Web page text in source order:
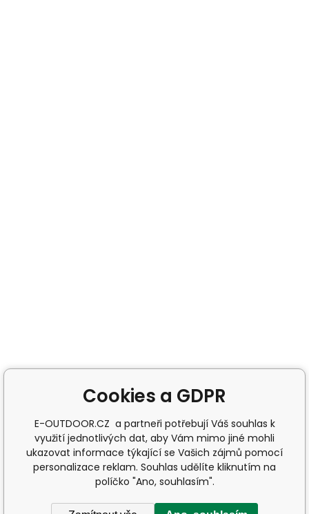
Cookies a GDPR
E-OUTDOOR.CZ a partneři potřebují Váš souhlas k
využití jednotlivých dat, aby Vám mimo jiné mohli
ukazovat informace týkající se Vašich zájmů pomocí
personalizace reklam. Souhlas udělíte kliknutím na
políčko "Ano, souhlasím".